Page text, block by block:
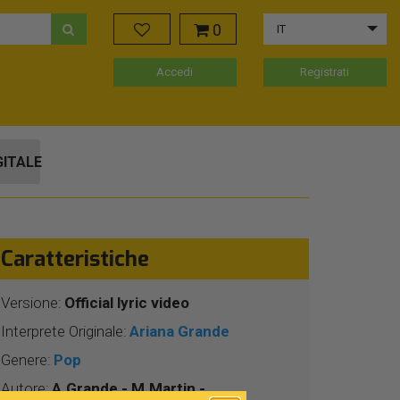
0 IT
Accedi Registrati
Caratteristiche
Versione: Official lyric video
Interprete Originale: Ariana Grande
Genere: Pop
Autore:A.Grande - M.Martin -